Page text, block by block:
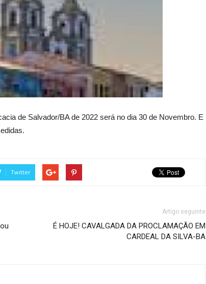
de Salvador/BA de 2022 será no dia 30 de Novembro. E
Twitter
Artigo seguinte
É HOJE! CAVALGADA DA PROCLAMAÇÃO EM
CARDEAL DA SILVA-BA